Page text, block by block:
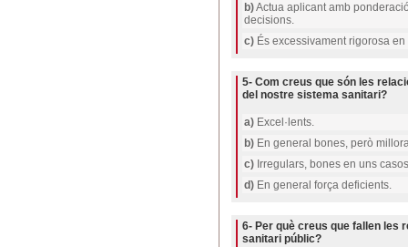
b)Actua aplicant amb
decisions.
c) És excessivament rigorosa
5- Com creus que són les
del nostre sistema sanitari?
a) Excel·lents.
b) En general bones, però
c) Irregulars, bones en uns
d) En general força deficients.
6- Per què creus que fallen les
sanitari públic?